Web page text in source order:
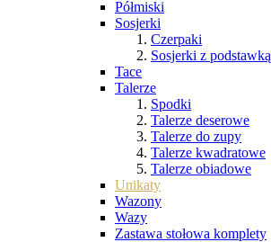
Półmiski
Sosjerki
Czerpaki
Sosjerki z podstawką
Tace
Talerze
Spodki
Talerze deserowe
Talerze do zupy
Talerze kwadratowe
Talerze obiadowe
Unikaty
Wazony
Wazy
Zastawa stołowa komplety